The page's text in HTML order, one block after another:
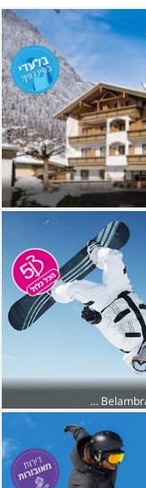
Club Belambra Du Golf